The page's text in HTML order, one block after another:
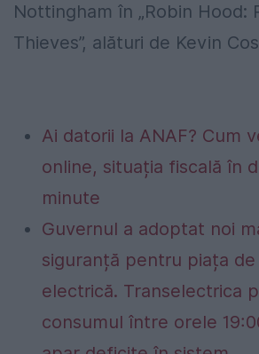
Nottingham în „Robin Hood:
Thieves”, alături de Kevin
Ai datorii la ANAF? Cum
online, situația fiscală în
minute
Guvernul a adoptat noi
siguranță pentru piața
electrică. Transelectrica
consumul între orele